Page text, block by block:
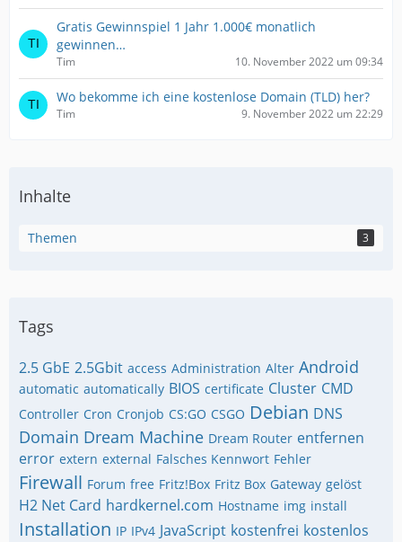
Gratis Gewinnspiel 1 Jahr 1.000€ monatlich
gewinnen…
Tim 10. November 2022 um 09:34
Wo bekomme ich eine kostenlose Domain (TLD) her?
Tim 9. November 2022 um 22:29
Inhalte
Themen 3
Tags
2.5 GbE 2.5Gbit access Administration Alter Android
automatic automatically BIOS certificate Cluster CMD
Controller Cron Cronjob CS:GO CSGO Debian DNS
Domain Dream Machine Dream Router entfernen
error extern external Falsches Kennwort Fehler
Firewall Forum free Fritz!Box Fritz Box Gateway gelöst
H2 Net Card hardkernel.com Hostname img install
Installation IP IPv4 JavaScript kostenfrei kostenlos